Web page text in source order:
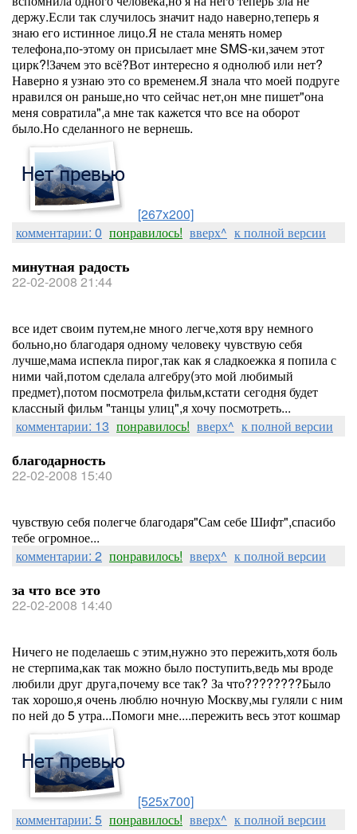
держу.Если так случилось значит надо наверно,теперь я
знаю его истинное лицо.Я не стала менять номер
телефона,по-этому он присылает мне SMS-ки,зачем этот
цирк?!Зачем это всё?Вот интересно я однолюб или нет?
Наверно я узнаю это со временем.Я знала что моей подруге
нравился он раньше,но что сейчас нет,он мне пишет"она
меня совратила",а мне так кажется что все на оборот
было.Но сделанного не вернешь.
[267x200]
комментарии: 0 понравилось! вверх^ к полной версии
минутная радость
22-02-2008 21:44
все идет своим путем,не много легче,хотя вру немного
больно,но благодаря одному человеку чувствую себя
лучше,мама испекла пирог,так как я сладкоежка я попила с
ними чай,потом сделала алгебру(это мой любимый
предмет),потом посмотрела фильм,кстати сегодня будет
классный фильм "танцы улиц",я хочу посмотреть...
комментарии: 13 понравилось! вверх^ к полной версии
благодарность
22-02-2008 15:40
чувствую себя полегче благодаря"Сам себе Шифт",спасибо
тебе огромное...
комментарии: 2 понравилось! вверх^ к полной версии
за что все это
22-02-2008 14:40
Ничего не поделаешь с этим,нужно это пережить,хотя боль
не стерпима,как так можно было поступить,ведь мы вроде
любили друг друга,почему все так? За что????????Было
так хорошо,я очень люблю ночную Москву,мы гуляли с ним
по ней до 5 утра...Помоги мне....пережить весь этот кошмар
[525x700]
комментарии: 5 понравилось! вверх^ к полной версии